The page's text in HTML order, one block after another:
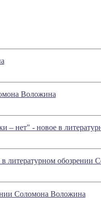
Воложина
– нет" - новое в
литературном обозрении
Соломона Воложина